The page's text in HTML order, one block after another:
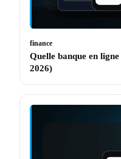
finance
Quelle banque en
2026)